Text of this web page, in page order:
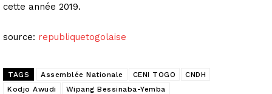
cette année 2019.
source: republiquetogolaise
TAGS Assemblée Nationale CENI TOGO
CNDH
Kodjo Awudi
Wipang Bessinaba-Yemba